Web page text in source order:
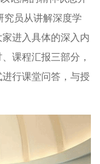
员从讲解深度学
进入具体的深入内
课程汇报三部分，
行课堂问答，与授